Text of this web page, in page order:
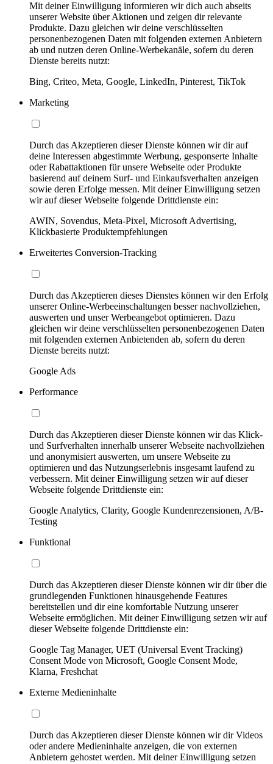
Mit deiner Einwilligung informieren wir dich auch abseits
unserer Website über Aktionen und zeigen dir relevante
Produkte. Dazu gleichen wir deine verschlüsselten
personenbezogenen Daten mit folgenden externen Anbietern
ab und nutzen deren Online-Werbekanäle, sofern du deren
Dienste bereits nutzt:
Bing, Criteo, Meta, Google, LinkedIn, Pinterest, TikTok
Marketing
Durch das Akzeptieren dieser Dienste können wir dir auf
deine Interessen abgestimmte Werbung, gesponserte Inhalte
oder Rabattaktionen für unsere Webseite oder Produkte
basierend auf deinem Surf- und Einkaufsverhalten anzeigen
sowie deren Erfolge messen. Mit deiner Einwilligung setzen
wir auf dieser Webseite folgende Drittdienste ein:
AWIN, Sovendus, Meta-Pixel, Microsoft Advertising,
Klickbasierte Produktempfehlungen
Erweitertes Conversion-Tracking
Durch das Akzeptieren dieses Dienstes können wir den Erfolg
unserer Online-Werbeeinschaltungen besser nachvollziehen,
auswerten und unser Werbeangebot optimieren. Dazu
gleichen wir deine verschlüsselten personenbezogenen Daten
mit folgenden externen Anbietenden ab, sofern du deren
Dienste bereits nutzt:
Google Ads
Performance
Durch das Akzeptieren dieser Dienste können wir das Klick-
und Surfverhalten innerhalb unserer Webseite nachvollziehen
und anonymisiert auswerten, um unsere Webseite zu
optimieren und das Nutzungserlebnis insgesamt laufend zu
verbessern. Mit deiner Einwilligung setzen wir auf dieser
Webseite folgende Drittdienste ein:
Google Analytics, Clarity, Google Kundenrezensionen, A/B-
Testing
Funktional
Durch das Akzeptieren dieser Dienste können wir dir über die
grundlegenden Funktionen hinausgehende Features
bereitstellen und dir eine komfortable Nutzung unserer
Webseite ermöglichen. Mit deiner Einwilligung setzen wir auf
dieser Webseite folgende Drittdienste ein:
Google Tag Manager, UET (Universal Event Tracking)
Consent Mode von Microsoft, Google Consent Mode,
Klarna, Freshchat
Externe Medieninhalte
Durch das Akzeptieren dieser Dienste können wir dir Videos
oder andere Medieninhalte anzeigen, die von externen
Anbietern gehostet werden. Mit deiner Einwilligung setzen